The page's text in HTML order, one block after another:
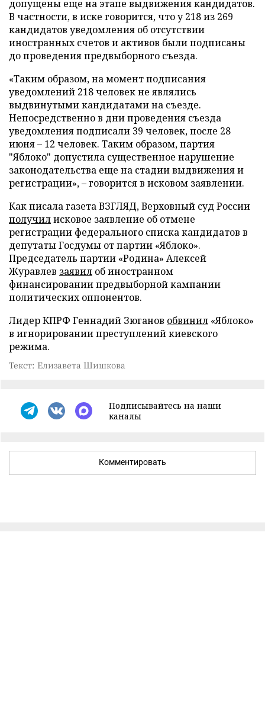
допущены еще на этапе выдвижения кандидатов.
В частности, в иске говорится, что у 218 из 269
кандидатов уведомления об отсутствии
иностранных счетов и активов были подписаны
до проведения предвыборного съезда.
«Таким образом, на момент подписания
уведомлений 218 человек не являлись
выдвинутыми кандидатами на съезде.
Непосредственно в дни проведения съезда
уведомления подписали 39 человек, после 28
июня – 12 человек. Таким образом, партия
"Яблоко" допустила существенное нарушение
законодательства еще на стадии выдвижения и
регистрации», – говорится в исковом заявлении.
Как писала газета ВЗГЛЯД, Верховный суд России
получилисковое заявление об отмене
регистрации федерального списка кандидатов в
депутаты Госдумы от партии «Яблоко».
Председатель партии «Родина» Алексей
Журавлев заявил об иностранном
финансировании предвыборной кампании
политических оппонентов.
Лидер КПРФ Геннадий Зюганов обвинил «Яблоко»
в игнорировании преступлений киевского
режима.
Текст: Елизавета Шишкова
Подписывайтесь на наши
каналы
Комментировать